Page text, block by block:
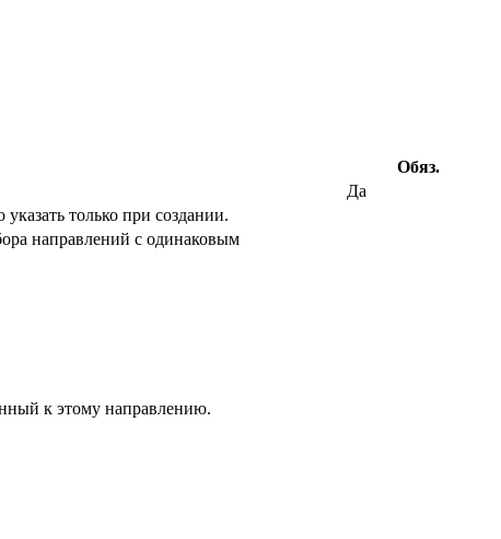
Обяз.
Да
только при создании.
направлений с одинаковым
к этому направлению.